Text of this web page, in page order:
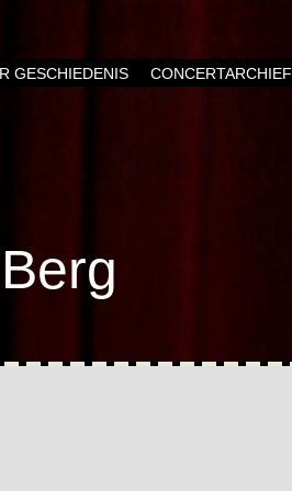
GESCHIEDENIS CONCERTARCHIEF